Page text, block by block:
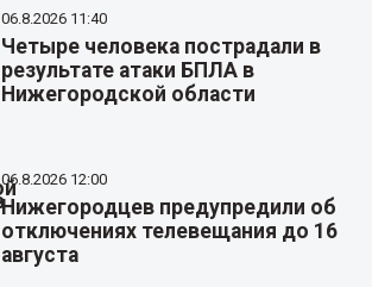
06.8.2026 11:40
Четыре человека пострадали в
результате атаки БПЛА в
Нижегородской области
06.8.2026 12:00
Нижегородцев предупредили об
отключениях телевещания до 16
августа